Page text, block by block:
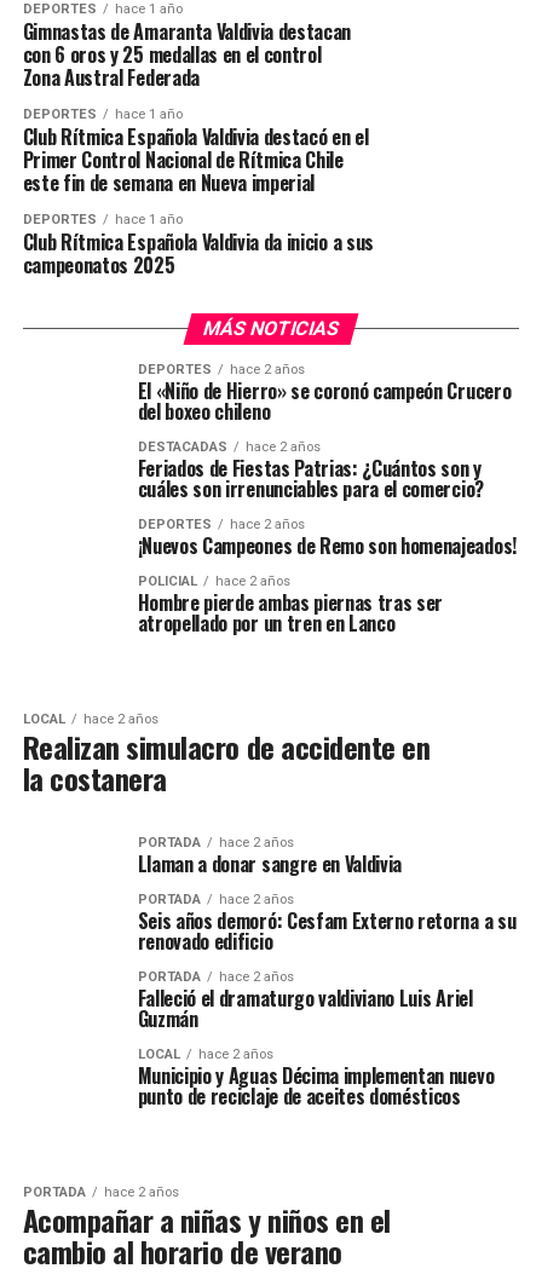
DEPORTES hace 1 año
Gimnastas de Amaranta Valdivia destacan
con 6 oros y 25 medallas en el control
Zona Austral Federada
DEPORTES hace 1 año
Club Rítmica Española Valdivia destacó en el
Primer Control Nacional de Rítmica Chile
este fin de semana en Nueva imperial
DEPORTES hace 1 año
Club Rítmica Española Valdivia da inicio a sus
campeonatos 2025
MÁS NOTICIAS
DEPORTES hace 2 años
El «Niño de Hierro» se coronó campeón Crucero
del boxeo chileno
DESTACADAS hace 2 años
Feriados de Fiestas Patrias: ¿Cuántos son y
cuáles son irrenunciables para el comercio?
DEPORTES hace 2 años
¡Nuevos Campeones de Remo son homenajeados!
POLICIAL hace 2 años
Hombre pierde ambas piernas tras ser
atropellado por un tren en Lanco
LOCAL hace 2 años
Realizan simulacro de accidente en
la costanera
PORTADA hace 2 años
Llaman a donar sangre en Valdivia
PORTADA hace 2 años
Seis años demoró: Cesfam Externo retorna a su
renovado edificio
PORTADA hace 2 años
Falleció el dramaturgo valdiviano Luis Ariel
Guzmán
LOCAL hace 2 años
Municipio y Aguas Décima implementan nuevo
punto de reciclaje de aceites domésticos
PORTADA hace 2 años
Acompañar a niñas y niños en el
cambio al horario de verano